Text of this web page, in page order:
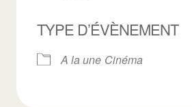
TYPE D’ÉVÈNEMENT
A la une Cinéma